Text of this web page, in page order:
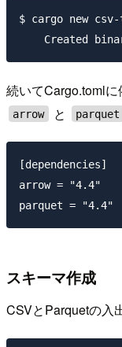
$ cargo new
続いてCargo.toml
arrow と parquet
[dependencies]
arrow = "4.4"
スキーマ作成
CSVとParquetの入